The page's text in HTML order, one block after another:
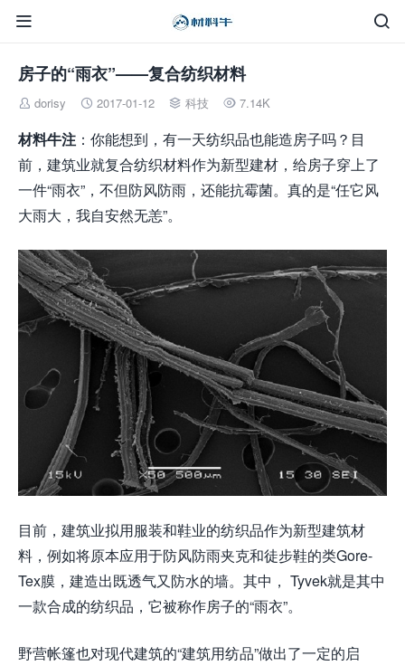


房子的“雨衣”——复合纺织材料
 dorisy  2017-01-12  科技  7.14K
材料牛注 ：你能想到，有一天纺织品也能造房子吗？目
前，建筑业就复合纺织材料作为新型建材，给房子穿上了
一件“雨衣”，不但防风防雨，还能抗霉菌。真的是“任它风
大雨大，我自安然无恙”。
目前，建筑业拟用服装和鞋业的纺织品作为新型建筑材
料，例如将原本应用于防风防雨夹克和徒步鞋的类Gore-
Tex膜，建造出既透气又防水的墙。其中， Tyvek就是其中
一款合成的纺织品，它被称作房子的“雨衣”。
野营帐篷也对现代建筑的“建筑用纺品”做出了一定的启